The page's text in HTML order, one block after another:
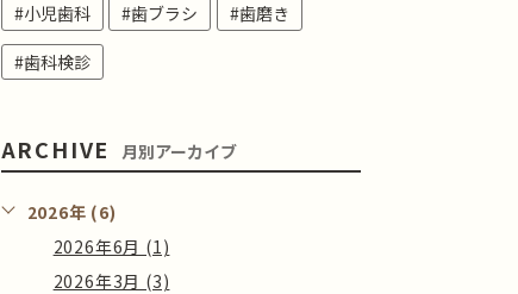
#小児歯科 #歯ブラシ #歯磨き
#歯科検診
ARCHIVE 月別アーカイブ
2026年 (6)
2026年6月 (1)
2026年3月 (3)